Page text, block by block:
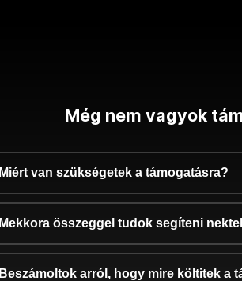
Még nem vagyok
Miért van szükségetek a támogatásra?
Mekkora összeggel tudok segíteni
Beszámoltok arról, hogy mire költitek a